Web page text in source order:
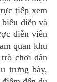
tiếp xem
diễn và
diễn viên
quan khu
chơi dân
trưng bày,